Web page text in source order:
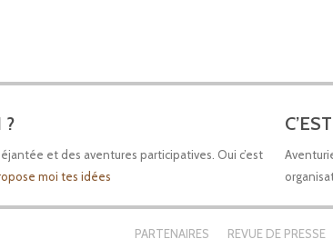
?
et des aventures participatives. Oui c’est
moi tes idées
PARTENAIRES REVUE DE PRESSE